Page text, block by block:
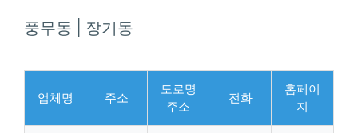
풍무동 | 장기동
업체명 주소
도로명
주소
전화
홈페이
지